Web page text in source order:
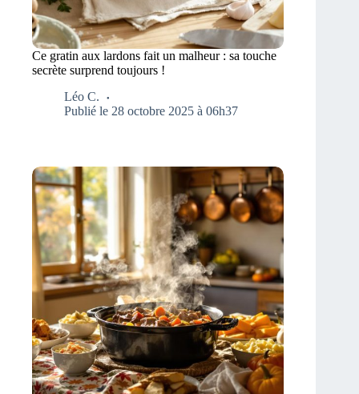
Ce gratin aux lardons fait un malheur : sa touche
secrète surprend toujours !
Léo C.
Publié le 28 octobre 2025 à 06h37